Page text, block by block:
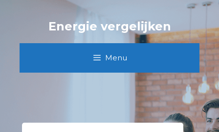
Energie vergelijken
Menu